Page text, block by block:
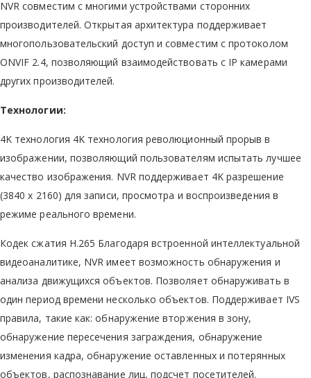
NVR совместим с многими устройствами сторонних
производителей. Открытая архитектура поддерживает
многопользовательский доступ и совместим с протоколом
ONVIF 2.4, позволяющий взаимодействовать с IP камерами
других производителей.
Технологии:
4K технология 4K технология революционный прорыв в
изображении, позволяющий пользователям испытать лучшее
качество изображения. NVR поддерживает 4K разрешение
(3840 x 2160) для записи, просмотра и воспроизведения в
режиме реального времени.
Кодек сжатия H.265 Благодаря встроенной интеллектуальной
видеоаналитике, NVR имеет возможность обнаружения и
анализа движущихся объектов. Позволяет обнаруживать в
один период времени несколько объектов. Поддерживает IVS
правила, такие как: обнаружение вторжения в зону,
обнаружение пересечения заграждения, обнаружение
изменения кадра, обнаружение оставленных и потерянных
объектов, распознавание лиц, подсчет посетителей.